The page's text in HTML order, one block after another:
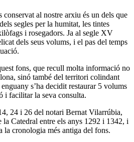
al nostre arxiu és un dels que
segles per la humitat, les tintes
i rosegadors. Ja al segle XV
dels seus volums, i el pas del temps
fons, que recull molta informació no
sinó també del territori colindant
s’ha decidit restaurar 5 volums
i facilitar la seva consulta.
24 i 26 del notari Bernat Vilarrúbia,
la Catedral entre els anys 1292 i 1342, i
la cronologia més antiga del fons.